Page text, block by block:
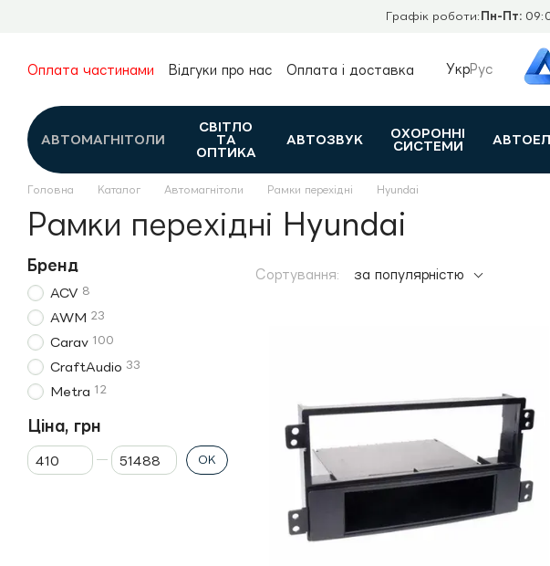
Графік роботи: Пн-Пт:
Оплата частинами Відгуки про нас
Оплата і доставка
Контакти
Каталог
УкрРус
АВТОМАГНІТОЛИ
СВІТЛО
ТА
ОПТИКА
АВТОЗВУК
ОХОРОННІ
СИСТЕМИ
Головна Каталог Автомагнітоли Рамки перехідні Hyundai
Рамки перехідні Hyundai
Сортування: за популярністю
Бренд
ACV 8
AWM 23
Carav 100
CraftAudio 33
Metra 12
Ціна, грн
Від Ціна, грн
До Ціна, грн
ОК